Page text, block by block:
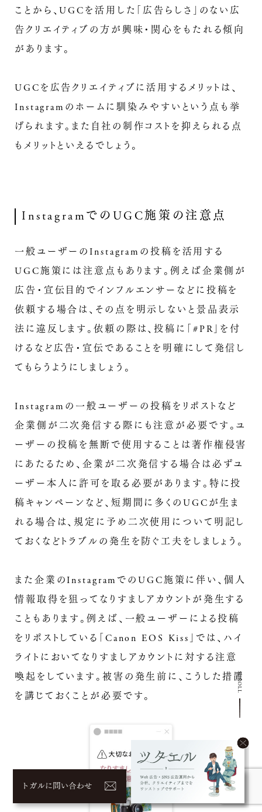
SCROLL
ことから、UGCを活用した「広告らしさ」のない広
告クリエイティブの方が興味・関心をもたれる傾向
があります。
UGCを広告クリエイティブに活用するメリットは、
Instagramのホームに馴染みやすいという点も挙
げられます。また自社の制作コストを抑えられる点
もメリットといえるでしょう。
InstagramでのUGC施策の注意点
一般ユーザーのInstagramの投稿を活用する
UGC施策には注意点もあります。例えば企業側が
広告・宣伝目的でインフルエンサーなどに投稿を
依頼する場合は、その点を明示しないと景品表示
法に違反します。依頼の際は、投稿に「#PR」を付
けるなど広告・宣伝であることを明確にして発信し
てもらうようにしましょう。
Instagramの一般ユーザーの投稿をリポストなど
企業側が二次発信する際にも注意が必要です。ユ
ーザーの投稿を無断で使用することは著作権侵害
にあたるため、企業が二次発信する場合は必ずユ
ーザー本人に許可を取る必要があります。特に投
稿キャンペーンなど、短期間に多くのUGCが生ま
れる場合は、規定に予め二次使用について明記し
ておくなどトラブルの発生を防ぐ工夫をしましょう。
また企業のInstagramでのUGC施策に伴い、個人
情報取得を狙ってなりすましアカウントが発生する
こともあります。例えば、一般ユーザーによる投稿
をリポストしている「Canon EOS Kiss」では、ハイ
ライトにおいてなりすましアカウントに対する注意
喚起をしています。被害の発生前に、こうした措置
を講じておくことが必要です。